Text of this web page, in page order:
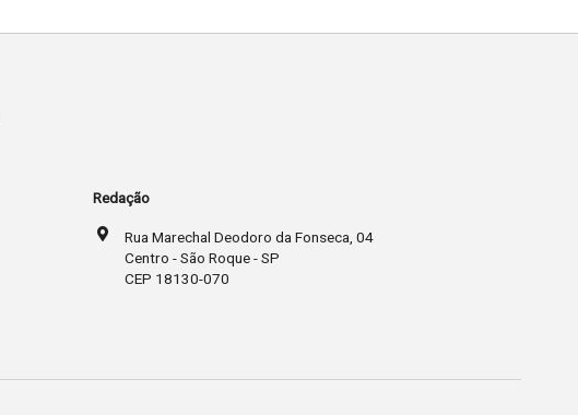
Redação
Rua Marechal Deodoro da Fonseca, 04
Centro - São Roque - SP
CEP 18130-070